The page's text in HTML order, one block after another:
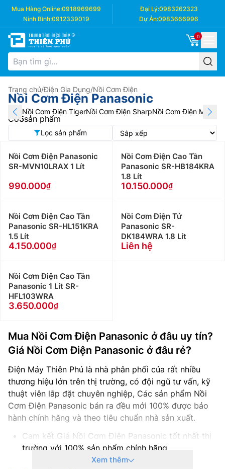
Mua Hàng Online:0918969699 Đại Lý:0983262323
Ninh Bình:0912339019 Dự Án:0983666996
0
Trang chủ/Điện Gia Dụng/Nồi Cơm Điện
Nồi Cơm Điện Panasonic
Nồi Cơm Điện TigerNồi Cơm Điện SharpNồi Cơm Điện Midea
Có5sản phẩm
Lọc sản phẩm
Nồi Cơm Điện Panasonic
SR-MVN10LRAX 1 Lít
990.000
Nồi Cơm Điện Cao Tần
Panasonic SR-HB184KRA
1.8 Lít
10.150.000
Nồi Cơm Điện Cao Tần
Panasonic SR-HL151KRA
1.5 Lít
4.150.000
Nồi Cơm Điện Tử
Panasonic SR-
DK184WRA 1.8 Lít
Liên hệ
Nồi Cơm Điện Cao Tần
Panasonic 1 Lít SR-
HFL103WRA
3.650.000
Mua Nồi Cơm Điện Panasonic ở đâu uy tín?
Giá Nồi Cơm Điện Panasonic ở đâu rẻ?
Điện Máy Thiên Phú là nhà phân phối của rất nhiều
thương hiệu lớn trên thị trường, có đội ngũ tư vấn, kỹ
thuật viên lắp đặt chuyên nghiệp, Các sản phẩm Nồi
Cơm Điện Panasonic bán ra đều mới 100% được bảo
hành chính hãng và theo tiêu chuẩn nhà sản xuất.
Cam kết Giá Nồi Cơm Điện Panasonic tốt nhất thị
trường với 100% sản phẩm chính hãng
Thanh toán khi mua Nồi Cơm Điện Panasonic
Xem thêm